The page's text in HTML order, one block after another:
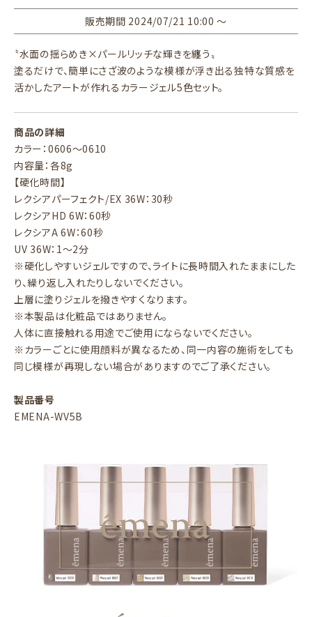
販売期間 2024/07/21 10:00〜
〝水面の揺らめき×パールリッチな輝きを纏う〟
塗るだけで、簡単にさざ波のような模様が浮き出る独特な質感を
活かしたアートが作れるカラージェル5色セット。
商品の詳細
カラー：0606～0610
内容量：各8g
【硬化時間】
レクシアパーフェクト/EX 36W：30秒
レクシアHD 6W：60秒
レクシアA 6W：60秒
UV 36W：1～2分
※硬化しやすいジェルですので、ライトに長時間入れたままにした
り、繰り返し入れたりしないでください。
上層に塗りジェルを撥きやすくなります。
※本製品は化粧品ではありません。
人体に直接触れる用途でご使用にならないでください。
※カラーごとに使用顔料が異なるため、同一内容の施術をしても
同じ模様が再現しない場合がありますのでご了承ください。
製品番号
EMENA-WV5B